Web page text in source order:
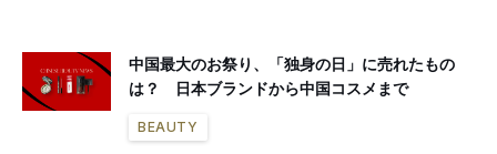
中国最大のお祭り、「独身の日」に売れたもの
は？ 日本ブランドから中国コスメまで
BEAUTY